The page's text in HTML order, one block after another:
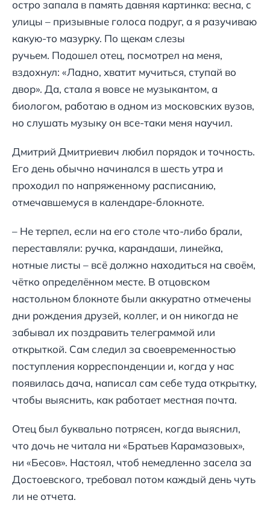
остро запала в память давняя картинка: весна, с
улицы – призывные голоса подруг, а я разучиваю
какую-то мазурку. По щекам слезы
ручьем. Подошел отец, посмотрел на меня,
вздохнул: «Ладно, хватит мучиться, ступай во
двор». Да, стала я вовсе не музыкантом, а
биологом, работаю в одном из московских вузов,
но слушать музыку он все-таки меня научил.
Дмитрий Дмитриевич любил порядок и точность.
Его день обычно начинался в шесть утра и
проходил по напряженному расписанию,
отмечавшемуся в календаре-блокноте.
– Не терпел, если на его столе что-либо брали,
переставляли: ручка, карандаши, линейка,
нотные листы – всё должно находиться на своём,
чётко определённом месте. В отцовском
настольном блокноте были аккуратно отмечены
дни рождения друзей, коллег, и он никогда не
забывал их поздравить телеграммой или
открыткой. Сам следил за своевременностью
поступления корреспонденции и, когда у нас
появилась дача, написал сам себе туда открытку,
чтобы выяснить, как работает местная почта.
Отец был буквально потрясен, когда выяснил,
что дочь не читала ни «Братьев Карамазовых»,
ни «Бесов». Настоял, чтоб немедленно засела за
Достоевского, требовал потом каждый день чуть
ли не отчета.